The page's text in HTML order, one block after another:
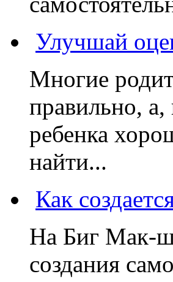
Улучшай
Многие
правильно, а,
ребенка
найти...
Как
На Биг Мак-
создания